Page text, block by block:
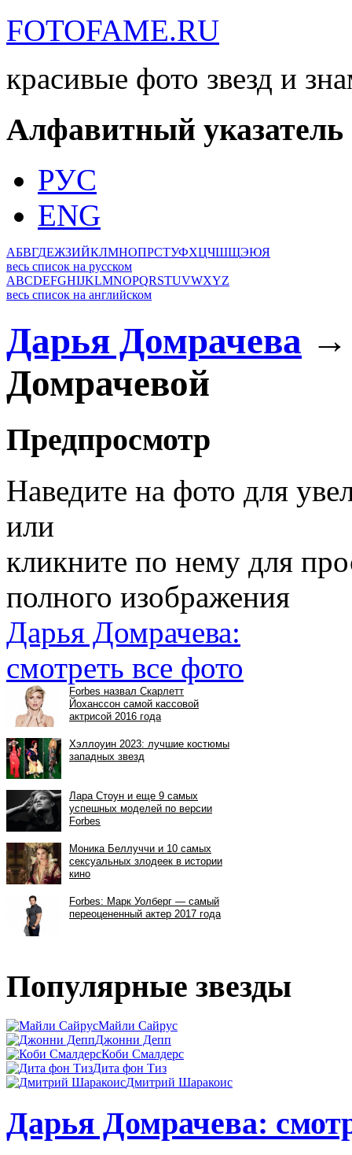
FOTOFAME.RU
красивые фото звезд и
Алфавитный указатель
РУС
ENG
АБВГДЕЖЗИЙКЛМНОПРСТУФХЦЧШЩЭЮЯ
весь список на русском
ABCDEFGHIJKLMNOPQRSTUVWXYZ
весь список на английском
Дарья Домрачева →
Домрачевой
Предпросмотр
Наведите на фото для
или
кликните по нему для
полного изображения
Дарья Домрачева:
смотреть все фото
Популярные звезды
Майли Сайрус
Джонни Депп
Коби Смалдерс
Дита фон Тиз
Дмитрий Шаракоис
Дарья Домрачева: